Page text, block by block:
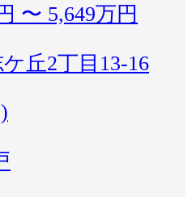
〜 5,649万円
丘2丁目13-16